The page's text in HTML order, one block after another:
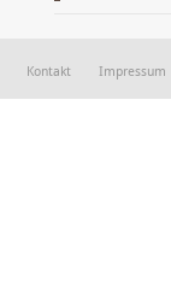
Kontakt Impressum